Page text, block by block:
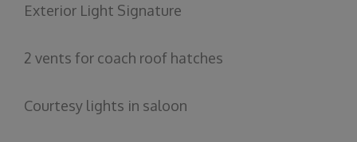
Exterior Light Signature
2 vents for coach roof hatches
Courtesy lights in saloon